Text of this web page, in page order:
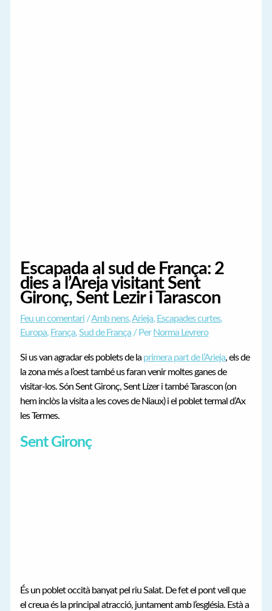
Escapada al sud de França: 2
dies a l’Areja visitant Sent
Gironç, Sent Lezir i Tarascon
Feu un comentari /Amb nens,Arieja, Escapades curtes,
Europa, França,Sud de França / Per Norma Levrero
Si us van agradar els poblets de la primera part de l’Arieja, els de
la zona més a l’oest també us faran venir moltes ganes de
visitar-los. Són Sent Gironç, Sent Lízer i també Tarascon (on
hem inclòs la visita a les coves de Niaux) i el poblet termal d’Ax
les Termes.
Sent Gironç
És un poblet occità banyat pel riu Salat. De fet el pont vell que
el creua és la principal atracció, juntament amb l’església. Està a